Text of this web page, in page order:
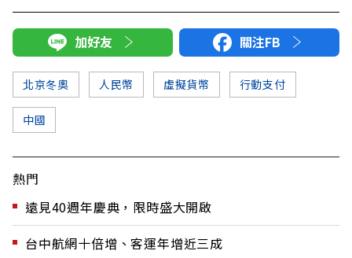
加好友 關注FB
北京冬奧 人民幣 虛擬貨幣 行動支付
中國
熱門
遠見40週年慶典，限時盛大開啟
台中航網十倍增、客運年增近三成